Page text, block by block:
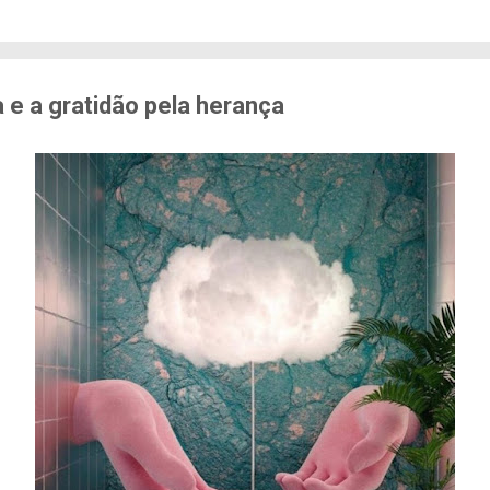
e a gratidão pela herança